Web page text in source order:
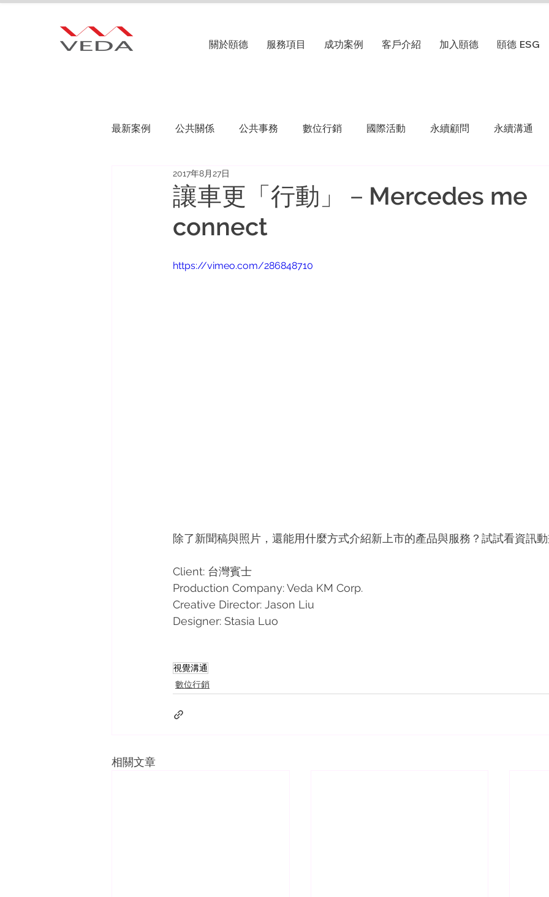
關於頤德 服務項目 成功案例 客戶介紹 加入頤德 頤德 ESG
最新案例 公共關係 公共事務 數位行銷 國際活動 永續顧問 永續溝通
讓車更「行動」－Mercedes me
connect
2017年8月27日
https://vimeo.com/286848710
除了新聞稿與照片，還能用什麼方式介紹新上市的產品與服務？試試看資訊
Client: 台灣賓士
Production Company: Veda KM Corp.
Creative Director: Jason Liu
Designer: Stasia Luo
視覺溝通
數位行銷
相關文章